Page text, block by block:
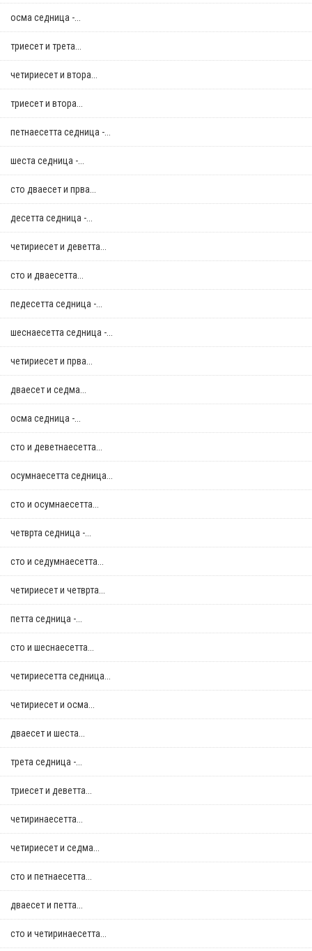
осма седница -...
триесет и трета...
четириесет и втора...
триесет и втора...
петнаесетта седница -...
шеста седница -...
сто дваесет и прва...
десетта седница -...
четириесет и деветта...
сто и дваесетта...
педесетта седница -...
шеснаесетта седница -...
четириесет и прва...
дваесет и седма...
осма седница -...
сто и деветнаесетта...
осумнaесетта седница...
сто и осумнaесетта...
четврта седница -...
сто и седумнаесетта...
четириесет и четврта...
петта седница -...
сто и шеснаесетта...
четириесетта седница...
четириесет и осма...
дваесет и шеста...
трета седница -...
триесет и деветта...
четиринаесетта...
четириесет и седма...
сто и петнаесетта...
дваесет и петта...
сто и четиринаесетта...